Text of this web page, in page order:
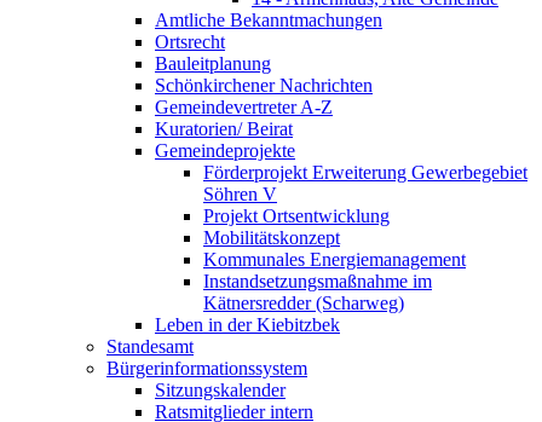
Amtliche Bekanntmachungen
Ortsrecht
Bauleitplanung
Schönkirchener Nachrichten
Gemeindevertreter A-Z
Kuratorien/ Beirat
Gemeindeprojekte
Förderprojekt Erweiterung Gewerbegebiet
Söhren V
Projekt Ortsentwicklung
Mobilitätskonzept
Kommunales Energiemanagement
Instandsetzungsmaßnahme im
Kätnersredder (Scharweg)
Leben in der Kiebitzbek
Standesamt
Bürgerinformationssystem
Sitzungskalender
Ratsmitglieder intern